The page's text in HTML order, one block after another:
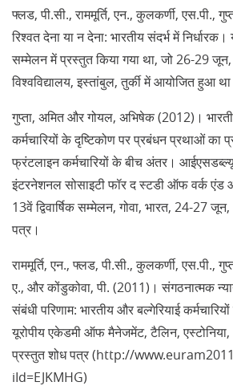
फ्लड, पी.सी., राममूर्ति, एन., कुलकर्णी, एस.पी.,
रिश्वत देना या न देना: भारतीय संदर्भ में
सम्मेलन में प्रस्तुत किया गया था, जो 26-29
विश्वविद्यालय, इस्तांबुल, तुर्की में आयोजित हुआ
गुप्ता, अमित और गोयल, अभिषेक (2012)।
कर्मचारियों के दृष्टिकोण पर प्रबंधन प्रथाओं का
फ्रंटलाइन कर्मचारियों के बीच अंतर।
इंटरनेशनल सोसाइटी फॉर द स्टडी ऑफ वर्क
13वें द्विवार्षिक सम्मेलन, गोवा, भारत, 24-27
पत्र।
राममूर्ति, एन., फ्लड, पी.सी., कुलकर्णी, एस.पी.,
ए., और कोंडुकोवा, पी. (2011)। संगठनात्मक
संबंधी परिणाम: भारतीय और बल्गेरियाई
यूरोपीय एकेडमी ऑफ मैनेजमेंट, टैलिन,
प्रस्तुत शोध पत्र (http://
iId=EJKMHG)